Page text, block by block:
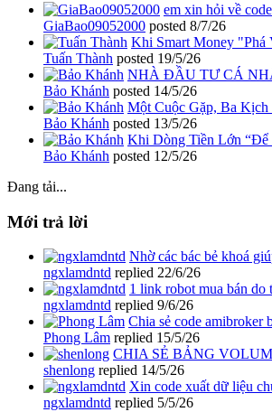
em xin hỏi về
GiaBao09052000 posted 8/7/26
Khi Smart Money "Phá
Tuấn Thành posted 19/5/26
NHÀ ĐẦU TƯ CÁ
Bảo Khánh posted 14/5/26
Một Cuộc Gặp, Ba Kịch
Bảo Khánh posted 13/5/26
Khi Dòng Tiền Lớn “Để
Bảo Khánh posted 12/5/26
Đang tải...
Mới trả lời
Nhờ các bác bẻ khoá
ngxlamdntd replied 22/6/26
1 link robot mua bán do
ngxlamdntd replied 9/6/26
Chia sẻ code amibroker
Phong Lâm replied 15/5/26
CHIA SẺ BẢNG
shenlong replied 14/5/26
Xin code xuất dữ liệu
ngxlamdntd replied 5/5/26